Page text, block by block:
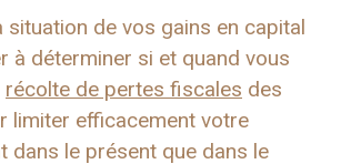
situation de vos gains en capital
à déterminer si et quand vous
récolte de pertes fiscales des
limiter efficacement votre
dans le présent que dans le